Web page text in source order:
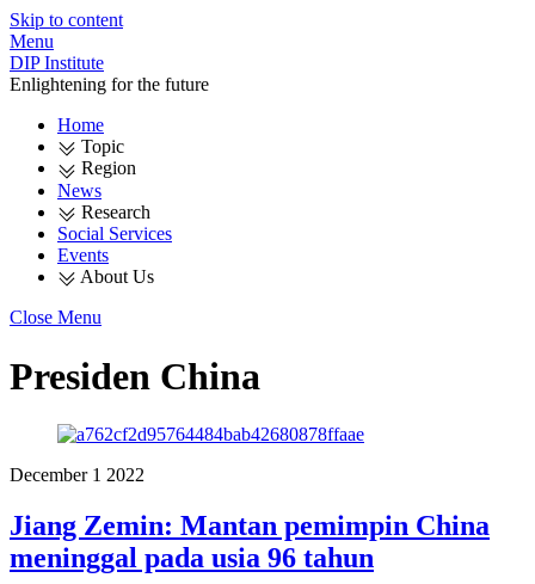
Skip to content
Menu
DIP Institute
Enlightening for the future
Home
Topic
Region
News
Research
Social Services
Events
About Us
Close Menu
Presiden China
December 1 2022
Jiang Zemin: Mantan pemimpin China
meninggal pada usia 96 tahun